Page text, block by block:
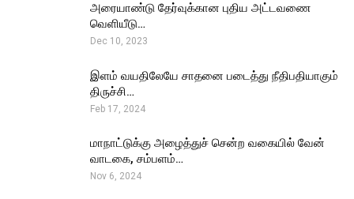
அரையாண்டு தேர்வுக்கான புதிய அட்டவணை
வெளியீடு…
Dec 10, 2023
இளம் வயதிலேயே சாதனை படைத்து நீதிபதியாகும்
திருச்சி…
Feb 17, 2024
மாநாட்டுக்கு அழைத்துச் சென்ற வகையில் வேன்
வாடகை, சம்பளம்…
Nov 6, 2024